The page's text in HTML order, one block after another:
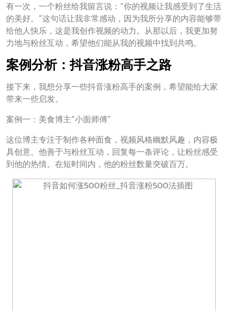
有一次，一个粉丝给我留言说：“你的视频让我感受到了生活
的美好。”这句话让我非常感动，因为我所分享的内容能够带
给他人快乐，这是我创作视频的动力。从那以后，我更加努
力地与粉丝互动，希望他们能从我的视频中找到共鸣。
案例分析：抖音涨粉高手之路
接下来，我想分享一些抖音涨粉高手的案例，希望能给大家
带来一些启发。
案例一：美食博主“小面师傅”
这位博主专注于制作各种面食，视频风格幽默风趣，内容极
具创意。他善于与粉丝互动，回复每一条评论，让粉丝感受
到他的热情。在短时间内，他的粉丝数量突破百万。